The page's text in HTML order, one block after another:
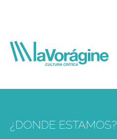
¿DONDE ESTAMOS?